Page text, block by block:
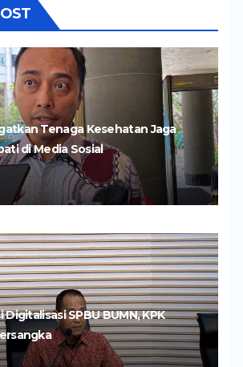
Tenaga Kesehatan Jaga
di Media Sosial
Digitalisasi SPBU BUMN, KPK